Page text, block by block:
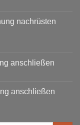
nachrüsten
anschließen
anschließen